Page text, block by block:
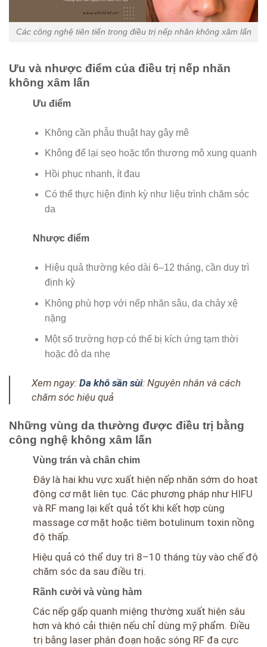
Các công nghệ tiên tiến trong điều trị nếp nhăn không xâm lấn
Ưu và nhược điểm của điều trị nếp nhăn
không xâm lấn
Ưu điểm
Không cần phẫu thuật hay gây mê
Không để lại sẹo hoặc tổn thương mô xung quanh
Hồi phục nhanh, ít đau
Có thể thực hiện định kỳ như liệu trình chăm sóc
da
Nhược điểm
Hiệu quả thường kéo dài 6–12 tháng, cần duy trì
định kỳ
Không phù hợp với nếp nhăn sâu, da chảy xệ
nặng
Một số trường hợp có thể bị kích ứng tạm thời
hoặc đỏ da nhẹ
Xem ngay: Da khô sần sùi: Nguyên nhân và cách
chăm sóc hiệu quả
Những vùng da thường được điều trị bằng
công nghệ không xâm lấn
Vùng trán và chân chim
Đây là hai khu vực xuất hiện nếp nhăn sớm do hoạt
động cơ mặt liên tục. Các phương pháp như HIFU
và RF mang lại kết quả tốt khi kết hợp cùng
massage cơ mặt hoặc tiêm botulinum toxin nồng
độ thấp.
Hiệu quả có thể duy trì 8–10 tháng tùy vào chế độ
chăm sóc da sau điều trị.
Rãnh cười và vùng hàm
Các nếp gấp quanh miệng thường xuất hiện sâu
hơn và khó cải thiện nếu chỉ dùng mỹ phẩm. Điều
trị bằng laser phân đoạn hoặc sóng RF đa cực